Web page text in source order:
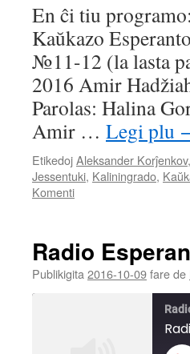
RSS FEED
LINK
EMBED
En ĉi tiu
Kaŭkazo
№11-12 (la lasta
2016 Amir
Parolas: Halina
Amir … Legi plu
EtikedojAleksander Korĵenkov,
Jessentuki, Kaliningrado,
Komenti
Radio
Publikigita 2016-10-09fare de